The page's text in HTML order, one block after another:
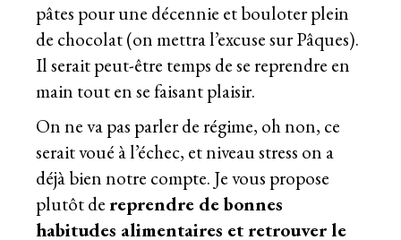
pâtes pour une décennie et bouloter plein
de chocolat (on mettra l’excuse sur Pâques).
Il serait peut-être temps de se reprendre en
main tout en se faisant plaisir.
On ne va pas parler de régime, oh non, ce
serait voué à l’échec, et niveau stress on a
déjà bien notre compte. Je vous propose
plutôt de reprendre de bonnes
habitudes alimentaires et retrouver le